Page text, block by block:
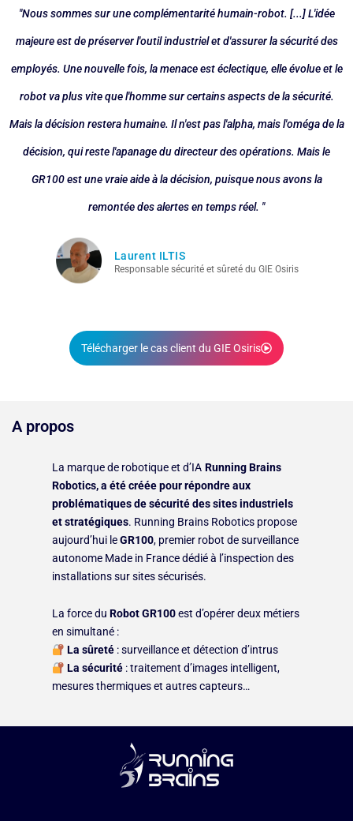
"Nous sommes sur une complémentarité humain-robot. [...] L'idée
majeure est de préserver l'outil industriel et d'assurer la sécurité des
employés. Une nouvelle fois, la menace est éclectique, elle évolue et le
robot va plus vite que l'homme sur certains aspects de la sécurité.
Mais la décision restera humaine. Il n'est pas l'alpha, mais l'oméga de la
décision, qui reste l'apanage du directeur des opérations. Mais le
GR100 est une vraie aide à la décision, puisque nous avons la
remontée des alertes en temps réel. "
Laurent ILTIS
Responsable sécurité et sûreté du GIE Osiris
Télécharger le cas client du GIE Osiris
A propos
La marque de robotique et d’IA Running Brains
Robotics, a été créée pour répondre aux
problématiques de sécurité des sites industriels
et stratégiques. Running Brains Robotics propose
aujourd’hui leGR100, premier robot de surveillance
autonome Made in France dédié à l’inspection des
installations sur sites sécurisés.
La force duRobot GR100est d’opérer deux métiers
en simultané :
La sûreté : surveillance et détection d’intrus
La sécurité : traitement d’images intelligent,
mesures thermiques et autres capteurs…